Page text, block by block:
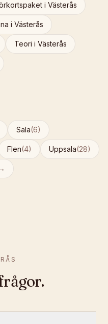
i Västerås
i Västerås
Teori i Västerås
Sala(6)
Flen(4) Uppsala(28)